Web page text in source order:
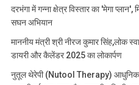
दरभंगा में गन्ना क्षेत्र विस्तार का 'मेगा प्लान',
सघन अभियान
माननीय मंत्री श्री नीरज कुमार सिंह,लोक
डायरी और कैलेंडर 2025 का लोकार्पण
नुतूल थेरेपी (Nutool Therapy) आधुनिक